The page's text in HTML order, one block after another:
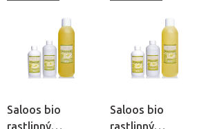
Saloos bio
Saloos bio